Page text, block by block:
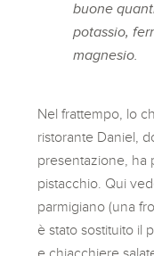
buone
potassio,
magnesio.
Nel frattempo, lo
ristorante Daniel,
presentazione, ha
pistacchio. Qui
parmigiano (una
è stato sostituito il